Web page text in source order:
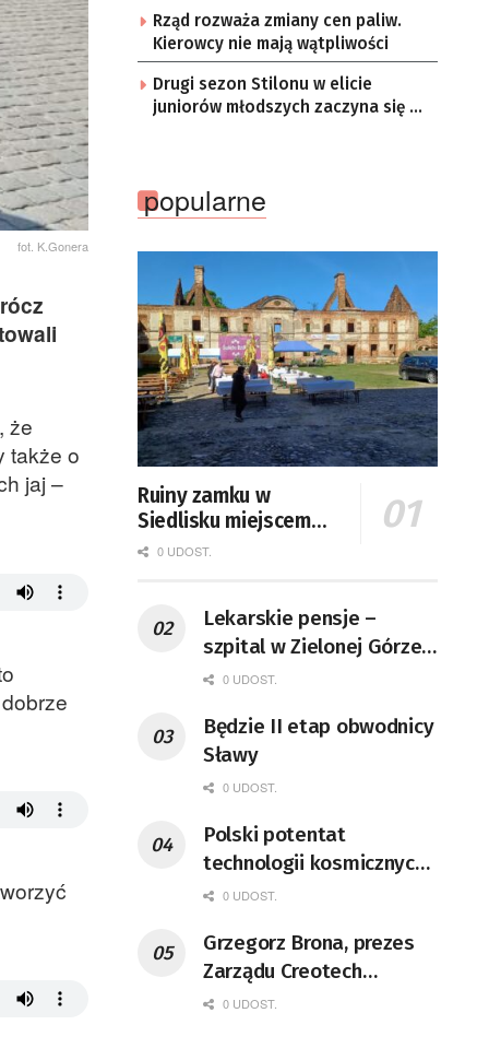
fot. K.Gonera
że
także o
jaj –
Rząd rozważa zmiany cen paliw.
Kierowcy nie mają wątpliwości
Drugi sezon Stilonu w elicie
juniorów młodszych zaczyna się w
popularne
Ruiny zamku w
Siedlisku miejscem
święta plonów
0 UDOST.
Lekarskie pensje –
szpital w Zielonej Górze
podaje dane
0 UDOST.
Będzie II etap obwodnicy
Sławy
0 UDOST.
Polski potentat
technologii kosmicznych
wprowadzi się do Zielonej
0 UDOST.
Grzegorz Brona, prezes
Zarządu Creotech
Instruments S.A. Fizyk,
0 UDOST.